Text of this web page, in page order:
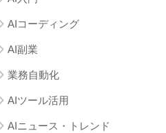
AIコーディング
AI副業
業務自動化
AIツール活用
AIニュース・トレンド